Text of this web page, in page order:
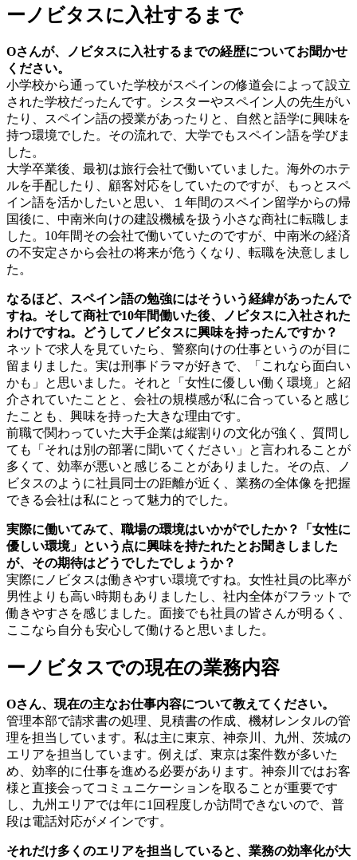
ーノビタスに入社するまで
Oさんが、ノビタスに入社するまでの経歴についてお聞かせ
ください。
小学校から通っていた学校がスペインの修道会によって設立
された学校だったんです。シスターやスペイン人の先生がい
たり、スペイン語の授業があったりと、自然と語学に興味を
持つ環境でした。その流れで、大学でもスペイン語を学びま
した。
大学卒業後、最初は旅行会社で働いていました。海外のホテ
ルを手配したり、顧客対応をしていたのですが、もっとスペ
イン語を活かしたいと思い、１年間のスペイン留学からの帰
国後に、中南米向けの建設機械を扱う小さな商社に転職しま
した。10年間その会社で働いていたのですが、中南米の経済
の不安定さから会社の将来が危うくなり、転職を決意しまし
た。
なるほど、スペイン語の勉強にはそういう経緯があったんで
すね。そして商社で10年間働いた後、ノビタスに入社された
わけですね。どうしてノビタスに興味を持ったんですか？
ネットで求人を見ていたら、警察向けの仕事というのが目に
留まりました。実は刑事ドラマが好きで、「これなら面白い
かも」と思いました。それと「女性に優しい働く環境」と紹
介されていたことと、会社の規模感が私に合っていると感じ
たことも、興味を持った大きな理由です。
前職で関わっていた大手企業は縦割りの文化が強く、質問し
ても「それは別の部署に聞いてください」と言われることが
多くて、効率が悪いと感じることがありました。その点、ノ
ビタスのように社員同士の距離が近く、業務の全体像を把握
できる会社は私にとって魅力的でした。
実際に働いてみて、職場の環境はいかがでしたか？「女性に
優しい環境」という点に興味を持たれたとお聞きしました
が、その期待はどうでしたでしょうか？
実際にノビタスは働きやすい環境ですね。女性社員の比率が
男性よりも高い時期もありましたし、社内全体がフラットで
働きやすさを感じました。面接でも社員の皆さんが明るく、
ここなら自分も安心して働けると思いました。
ーノビタスでの現在の業務内容
Oさん、現在の主なお仕事内容について教えてください。
管理本部で請求書の処理、見積書の作成、機材レンタルの管
理を担当しています。私は主に東京、神奈川、九州、茨城の
エリアを担当しています。例えば、東京は案件数が多いた
め、効率的に仕事を進める必要があります。神奈川ではお客
様と直接会ってコミュニケーションを取ることが重要です
し、九州エリアでは年に1回程度しか訪問できないので、普
段は電話対応がメインです。
それだけ多くのエリアを担当していると、業務の効率化が大